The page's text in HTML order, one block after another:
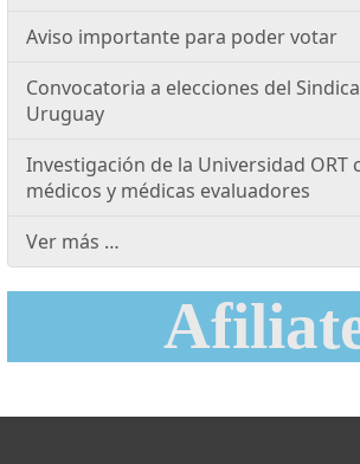
Aviso importante para poder votar
Convocatoria a elecciones del
Uruguay
Investigación de la Universidad ORT
médicos y médicas evaluadores
Ver más …